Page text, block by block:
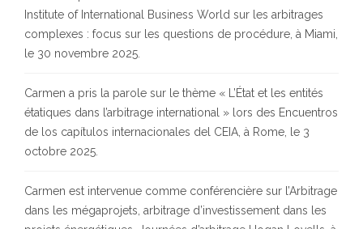
Institute of International Business World sur les arbitrages
complexes : focus sur les questions de procédure, à Miami,
le 30 novembre 2025.
Carmen a pris la parole sur le thème « L’État et les entités
étatiques dans l’arbitrage international » lors des Encuentros
de los capítulos internacionales del CEIA, à Rome, le 3
octobre 2025.
Carmen est intervenue comme conférencière sur l’Arbitrage
dans les mégaprojets, arbitrage d’investissement dans les